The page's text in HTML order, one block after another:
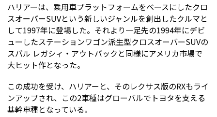
ハリアーは、乗用車プラットフォームをベースにしたクロ
スオーバーSUVという新しいジャンルを創出したクルマと
して1997年に登場した。それより一足先の1994年にデビ
ューしたステーションワゴン派生型クロスオーバーSUVの
スバル レガシィ・アウトバックと同様にアメリカ市場で
大ヒット作となった。
この成功を受け、ハリアーと、そのレクサス版のRXもライ
ンアップされ、この2車種はグローバルでトヨタを支える
基幹車種となっている。